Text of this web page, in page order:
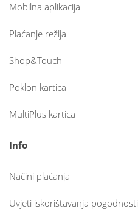
Mobilna aplikacija
Plaćanje režija
Shop&Touch
Poklon kartica
MultiPlus kartica
Info
Načini plaćanja
Uvjeti iskorištavanja pogodnosti